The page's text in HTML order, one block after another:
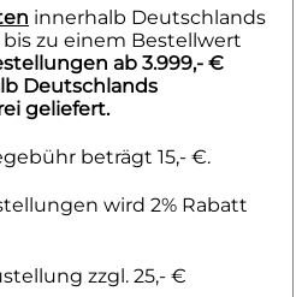
innerhalb Deutschlands
zu einem Bestellwert
ab 3.999,- €
Deutschlands
geliefert.
beträgt 15,- €.
wird 2% Rabatt
zzgl. 25,- €